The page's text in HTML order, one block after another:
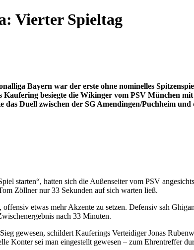
Vierter Spieltag
Bayern war der erste ohne nominelles
besiegte die Wikinger vom PSV München
Duell zwischen der SG Amendingen/Puchheim
starten“, hatten sich die Außenseiter vom PSV
Zöllner nur 33 Sekunden auf sich warten ließ.
etwas mehr Akzente zu setzen. Defensiv sah
nach 33 Minuten.
gewesen, schildert Kauferings Verteidiger Jonas
Konter sei man eingestellt gewesen – zum Ehrentreffer